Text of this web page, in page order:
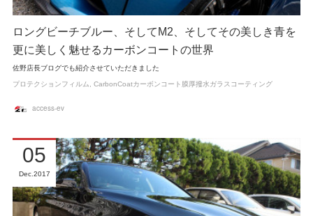
ロングビーチブルー、そしてM2、そしてその美しき青を
更に美しく魅せるカーボンコートの世界
佐野店長ブログでも紹介させていただきました
プロテクションフィルム CarbonCoatカーボンコート膜厚撥水ガラスコーティング
access-ev
05
Dec 2017